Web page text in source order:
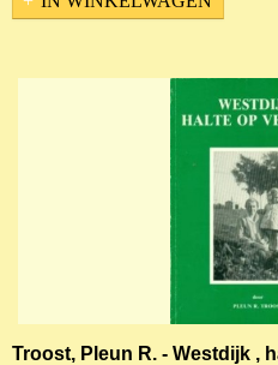
Troost, Pleun R. - Westdijk ,